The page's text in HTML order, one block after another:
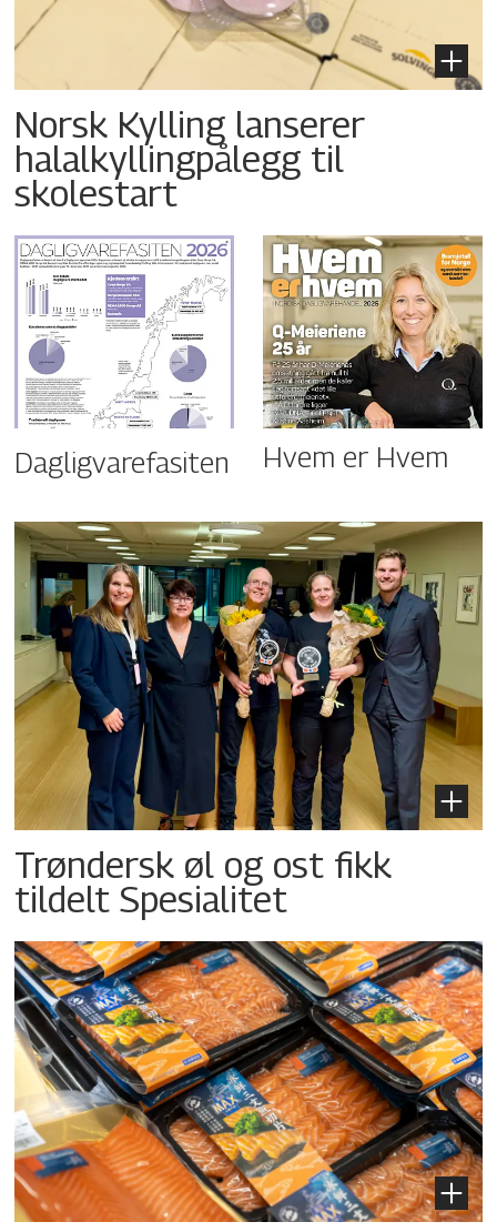
Norsk Kylling lanserer
halalkyllingpålegg til
skolestart
Dagligvarefasiten Hvem er Hvem
Trøndersk øl og ost fikk
tildelt Spesialitet